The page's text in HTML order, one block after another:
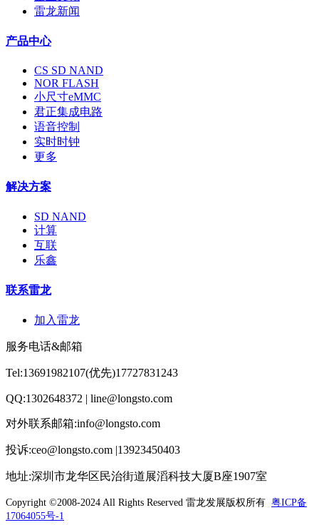
雷龙新闻
产品中心
CS SD NAND
NOR FLASH
小尺寸eMMC
君正集成电路
语音控制
实时时钟
更多
解决方案
SD NAND
计算
互联
乐鑫
联系雷龙
加入雷龙
服务电话&邮箱
Tel:13691982107(优先)17727831243
QQ:1302648372 | line@longsto.com
对外联系邮箱:info@longsto.com
投诉:ceo@longsto.com |13923450403
地址:深圳市龙华区民治街道展滔科技大厦B座1907室
Copyright ©2008-2024 All Rights Reserved 雷龙发展版权所有 粤ICP备
17064055号-1